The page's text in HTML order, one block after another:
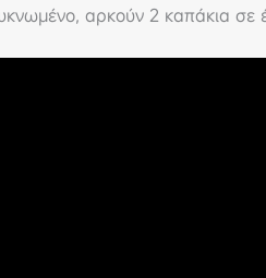
αρκούν 2 καπάκια σε